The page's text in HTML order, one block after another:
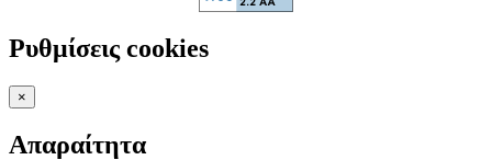
Ρυθμίσεις cookies
×
Απαραίτητα